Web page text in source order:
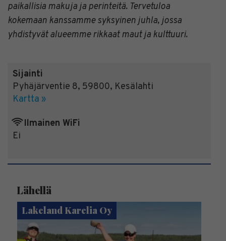
paikallisia makuja ja perinteitä. Tervetuloa
kokemaan kanssamme syksyinen juhla, jossa
yhdistyvät alueemme rikkaat maut ja kulttuuri.
Sijainti
Pyhäjärventie 8, 59800, Kesälahti
Kartta »
Ilmainen WiFi
Ei
Lähellä
Lakeland Karelia Oy